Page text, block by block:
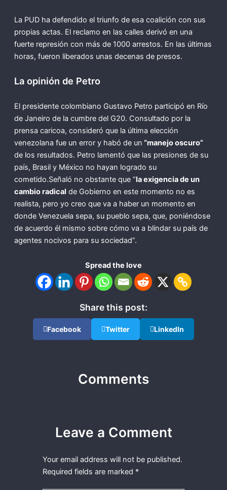
La PUD ha defendido el triunfo de esa coalición con sus
propias actas. El reclamo en las calles derivó en una
fuerte represión con más de 1000 arrestos. En las últimas
horas, fueron liberados unas decenas de presos.
La opinión de Petro
El presidente colombiano Gustavo Petro participó en Río
de Janeiro de la cumbre del G20. Consultado por la
prensa caricoa, consideró que la última elección
venezolana fue un error y habó de un “manejo oscuro”
de los resultados. Petro lamentó que las presiones de su
país, Brasil y México no hayan logrado su
cometido.Señaló no obstante que “la exigencia de un
cambio radical de Gobierno en este momento no es
realista, pero yo creo que va a haber un momento en
donde Venezuela sepa, su pueblo sepa, que, poniéndose
de acuerdo él mismo sobre cómo va a blindar su país de
agentes nocivos para su sociedad”.
Spread the love
Share this post:
Facebook Twitter LinkedIn
Comments
Leave a Comment
Your email address will not be published.
Required fields are marked *